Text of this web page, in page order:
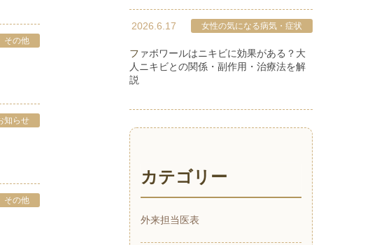
その他
知らせ
その他
2026.6.17 女性の気になる病気・症状
ファボワールはニキビに効果がある？大
人ニキビとの関係・副作用・治療法を解
説
カテゴリー
外来担当医表